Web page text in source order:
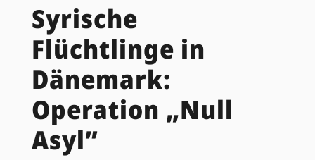
Syrische
Flüchtlinge in
Dänemark:
Operation „Null
Asyl”